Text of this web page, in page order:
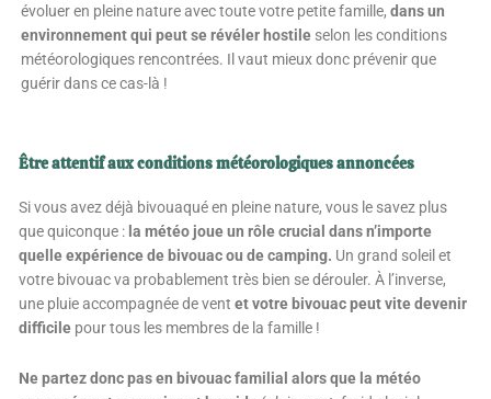
évoluer en pleine nature avec toute votre petite famille,dans un
environnement qui peut se révéler hostile selon les conditions
météorologiques rencontrées. Il vaut mieux donc prévenir que
guérir dans ce cas-là !
Être attentif aux conditions météorologiques annoncées
Si vous avez déjà bivouaqué en pleine nature, vous le savez plus
que quiconque : la météo joue un rôle crucial dans n’importe
quelle expérience de bivouac ou de camping. Un grand soleil et
votre bivouac va probablement très bien se dérouler. À l’inverse,
une pluie accompagnée de vent et votre bivouac peut vite devenir
difficile pour tous les membres de la famille !
Ne partez donc pas en bivouac familial alors que la météo